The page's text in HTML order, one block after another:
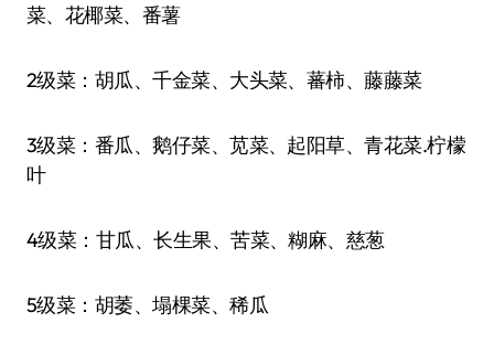
菜、花椰菜、番薯
2级菜：胡瓜、千金菜、大头菜、蕃柿、藤藤菜
3级菜：番瓜、鹅仔菜、苋菜、起阳草、青花菜.柠檬
叶
4级菜：甘瓜、长生果、苦菜、糊麻、慈葱
5级菜：胡萎、塌棵菜、稀瓜